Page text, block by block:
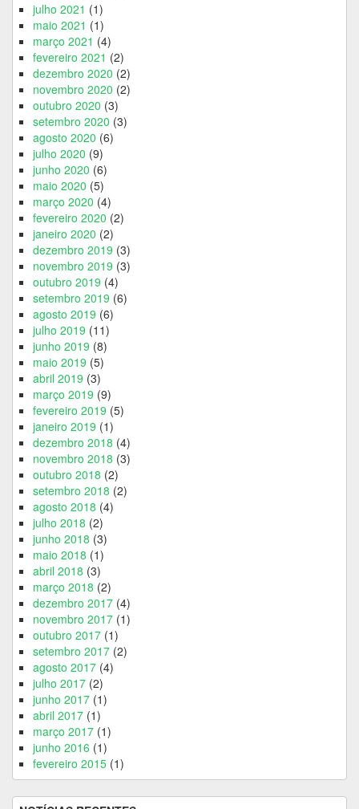
julho 2021 (1)
maio 2021 (1)
março 2021 (4)
fevereiro 2021 (2)
dezembro 2020 (2)
novembro 2020 (2)
outubro 2020 (3)
setembro 2020 (3)
agosto 2020 (6)
julho 2020 (9)
junho 2020 (6)
maio 2020 (5)
março 2020 (4)
fevereiro 2020 (2)
janeiro 2020 (2)
dezembro 2019 (3)
novembro 2019 (3)
outubro 2019 (4)
setembro 2019 (6)
agosto 2019 (6)
julho 2019 (11)
junho 2019 (8)
maio 2019 (5)
abril 2019 (3)
março 2019 (9)
fevereiro 2019 (5)
janeiro 2019 (1)
dezembro 2018 (4)
novembro 2018 (3)
outubro 2018 (2)
setembro 2018 (2)
agosto 2018 (4)
julho 2018 (2)
junho 2018 (3)
maio 2018 (1)
abril 2018 (3)
março 2018 (2)
dezembro 2017 (4)
novembro 2017 (1)
outubro 2017 (1)
setembro 2017 (2)
agosto 2017 (4)
julho 2017 (2)
junho 2017 (1)
abril 2017 (1)
março 2017 (1)
junho 2016 (1)
fevereiro 2015 (1)